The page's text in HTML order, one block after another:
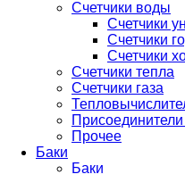
Счетчики воды
Счетчики
Счетчики
Счетчики
Счетчики тепла
Счетчики газа
Присоединители
Прочее
Баки
Баки